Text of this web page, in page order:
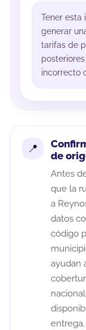
Tener esta
generar
tarifas de
incorrecto
de
Antes
que la
a
datos
código
ayudan
entrega.